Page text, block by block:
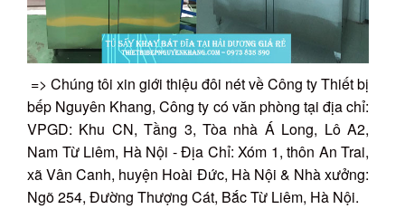
=> Chúng tôi xin giới thiệu đôi nét về Công ty Thiết bị
bếp Nguyên Khang, Công ty có văn phòng tại địa chỉ:
VPGD: Khu CN, Tầng 3, Tòa nhà Á Long, Lô A2,
Nam Từ Liêm, Hà Nội - Địa Chỉ: Xóm 1, thôn An Trai,
xã Vân Canh, huyện Hoài Đức, Hà Nội & Nhà xưởng:
Ngõ 254, Đường Thượng Cát, Bắc Từ Liêm, Hà Nội.